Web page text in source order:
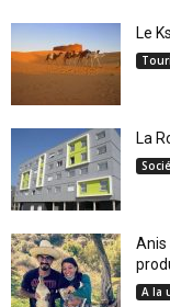
Le
La
Anis
A la